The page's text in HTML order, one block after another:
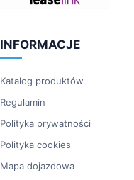
INFORMACJE
Katalog produktów
Regulamin
Polityka prywatności
Polityka cookies
Mapa dojazdowa